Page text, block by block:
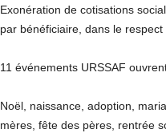
Exonération de cotisations
par bénéficiaire, dans le respect
11 événements URSSAF
Noël, naissance, adoption,
mères, fête des pères, rentrée